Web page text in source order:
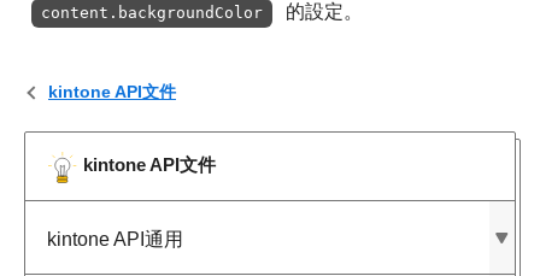
kintone API文件
kintone API文件
kintone API通用
content.backgroundColor 的設定。